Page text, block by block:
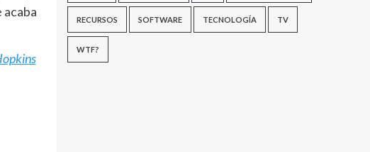
acaba
RECURSOS SOFTWARE TECNOLOGÍA TV
WTF?